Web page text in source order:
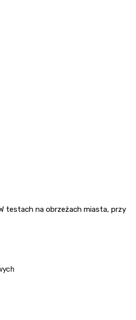
testach na obrzeżach miasta, przy